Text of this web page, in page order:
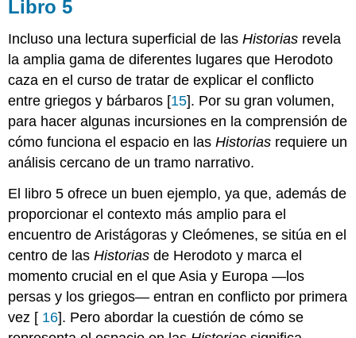
Libro 5
Incluso una lectura superficial de lasHistorias revela
la amplia gama de diferentes lugares que Herodoto
caza en el curso de tratar de explicar el conflicto
entre griegos y bárbaros [15]. Por su gran volumen,
para hacer algunas incursiones en la comprensión de
cómo funciona el espacio en lasHistorias requiere un
análisis cercano de un tramo narrativo.
El libro 5 ofrece un buen ejemplo, ya que, además de
proporcionar el contexto más amplio para el
encuentro de Aristágoras y Cleómenes, se sitúa en el
centro de lasHistorias de Herodoto y marca el
momento crucial en el que Asia y Europa —los
persas y los griegos— entran en conflicto por primera
vez [ 16]. Pero abordar la cuestión de cómo se